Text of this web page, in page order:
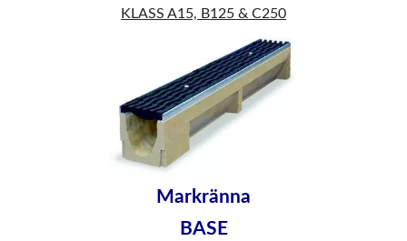
KLASS A15, B125 & C250
Markränna
BASE